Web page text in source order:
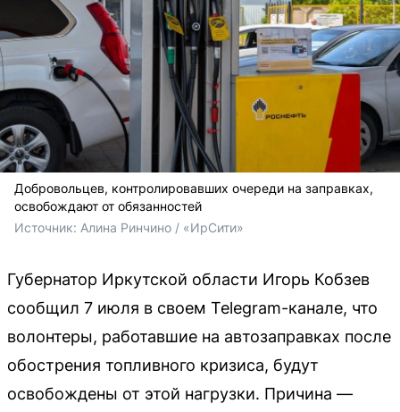
Добровольцев, контролировавших очереди на заправках,
освобождают от обязанностей
Источник: Алина Ринчино / «ИрСити»
Губернатор Иркутской области Игорь Кобзев
сообщил 7 июля в своем Telegram-канале, что
волонтеры, работавшие на автозаправках после
обострения топливного кризиса, будут
освобождены от этой нагрузки. Причина —